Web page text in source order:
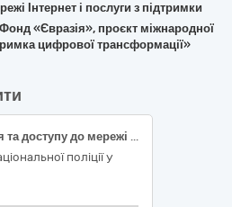
Інтернет і послуги з підтримки
Фонд «Євразія», проєкт міжнародної
цифрової трансформації»
Послуги з підключення та доступу до мережі Інтернет за кодом ДК 021:2015: 72410000-7 — Послуги провайдерів
поліції у